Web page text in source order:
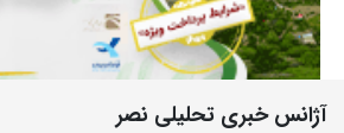
آژانس خبری تحلیلی نصر